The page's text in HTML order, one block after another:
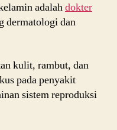
adalahdokter
dermatologi dan
kulit, rambut, dan
pada penyakit
sistem reproduksi